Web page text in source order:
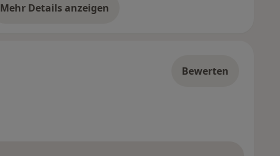
Mehr Details anzeigen
über die Adresse
Bewerten